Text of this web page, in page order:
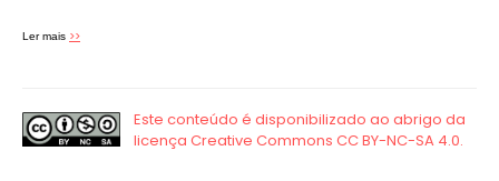
Ler mais >>